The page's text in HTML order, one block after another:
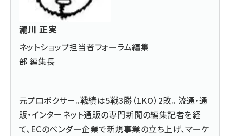
瀧川 正実
ネットショップ担当者フォーラム編集
部 編集長
元プロボクサー。戦績は5戦3勝（1KO）2敗。 流通・通
販・インターネット通販の専門新聞の編集記者を経
て、ECのベンダー企業で新規事業の立ち上げ、マーケ